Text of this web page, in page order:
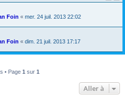
Foin « mer. 24 juil. 2013 22:02
Foin « dim. 21 juil. 2013 17:17
• Page 1 sur 1
Aller à